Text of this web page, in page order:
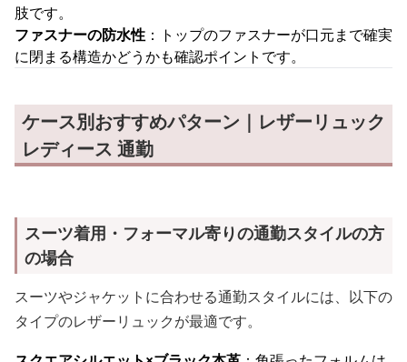
肢です。
ファスナーの防水性 ：トップのファスナーが口元まで確実
に閉まる構造かどうかも確認ポイントです。
ケース別おすすめパターン｜レザーリュック
レディース 通勤
スーツ着用・フォーマル寄りの通勤スタイルの方
の場合
スーツやジャケットに合わせる通勤スタイルには、以下の
タイプのレザーリュックが最適です。